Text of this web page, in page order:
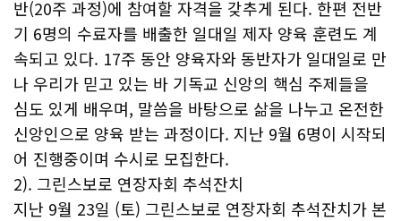
반(20주 과정)에 참여할 자격을 갖추게 된다. 한편 전반
기 6명의 수료자를 배출한 일대일 제자 양육 훈련도 계
속되고 있다. 17주 동안 양육자와 동반자가 일대일로 만
나 우리가 믿고 있는 바 기독교 신앙의 핵심 주제들을
심도 있게 배우며, 말씀을 바탕으로 삶을 나누고 온전한
신앙인으로 양육 받는 과정이다. 지난 9월 6명이 시작되
어 진행중이며 수시로 모집한다.
2). 그린스보로 연장자회 추석잔치
지난 9월 23일 (토) 그린스보로 연장자회 추석잔치가 본